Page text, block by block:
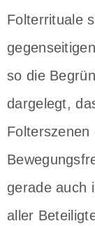
Folterrituale
so die
dargelegt,
gerade auch
aller